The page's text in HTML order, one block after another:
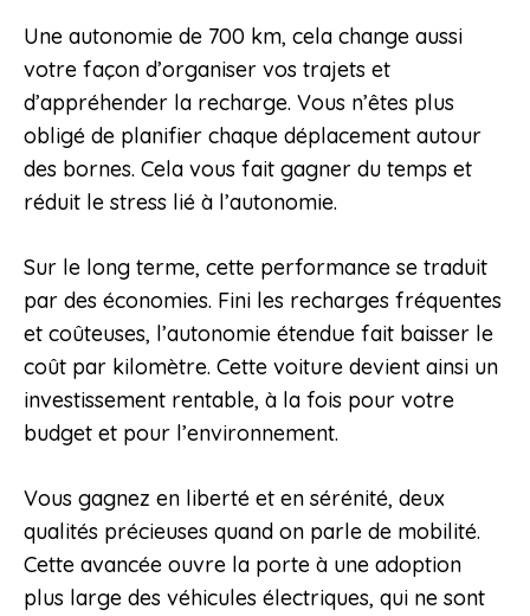
Une autonomie de 700 km, cela change aussi
votre façon d’organiser vos trajets et
d’appréhender la recharge. Vous n’êtes plus
obligé de planifier chaque déplacement autour
des bornes. Cela vous fait gagner du temps et
réduit le stress lié à l’autonomie.
Sur le long terme, cette performance se traduit
par des économies. Fini les recharges fréquentes
et coûteuses, l’autonomie étendue fait baisser le
coût par kilomètre. Cette voiture devient ainsi un
investissement rentable, à la fois pour votre
budget et pour l’environnement.
Vous gagnez en liberté et en sérénité, deux
qualités précieuses quand on parle de mobilité.
Cette avancée ouvre la porte à une adoption
plus large des véhicules électriques, qui ne sont